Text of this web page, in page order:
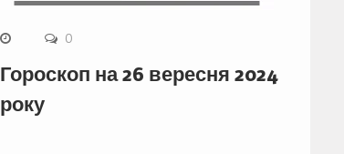
0
Гороскоп на 26 вересня 2024
року